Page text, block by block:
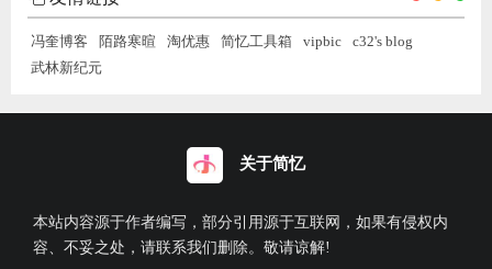
冯奎博客 陌路寒暄 淘优惠 简忆工具箱 vipbic
c32's blog
武林新纪元
关于简忆
本站内容源于作者编写，部分引用源于互联网，如果有侵权内
容、不妥之处，请联系我们删除。敬请谅解!